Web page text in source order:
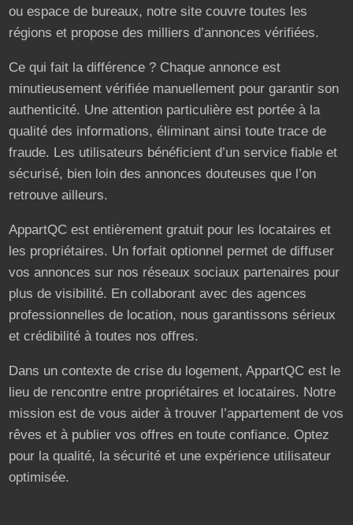
ou espace de bureaux, notre site couvre toutes les
régions et propose des milliers d’annonces vérifiées.
Ce qui fait la différence ? Chaque annonce est
minutieusement vérifiée manuellement pour garantir son
authenticité. Une attention particulière est portée à la
qualité des informations, éliminant ainsi toute trace de
fraude. Les utilisateurs bénéficient d’un service fiable et
sécurisé, bien loin des annonces douteuses que l’on
retrouve ailleurs.
AppartQC est entièrement gratuit pour les locataires et
les propriétaires. Un forfait optionnel permet de diffuser
vos annonces sur nos réseaux sociaux partenaires pour
plus de visibilité. En collaborant avec des agences
professionnelles de location, nous garantissons sérieux
et crédibilité à toutes nos offres.
Dans un contexte de crise du logement, AppartQC est le
lieu de rencontre entre propriétaires et locataires. Notre
mission est de vous aider à trouver l’appartement de vos
rêves et à publier vos offres en toute confiance. Optez
pour la qualité, la sécurité et une expérience utilisateur
optimisée.